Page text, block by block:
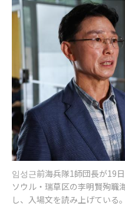
임성근前海兵隊1師団長が19
ソウル・瑞草区の李明賢殉職
し、入場文を読み上げている